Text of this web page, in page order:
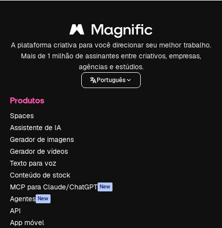
A plataforma criativa para você direcionar seu melhor trabalho.
Mais de 1 milhão de assinantes entre criativos, empresas,
agências e estúdios.
Português
Produtos
Spaces
Assistente de IA
Gerador de imagens
Gerador de vídeos
Texto para voz
Conteúdo de stock
MCP para Claude/ChatGPT New
Agentes New
API
App móvel